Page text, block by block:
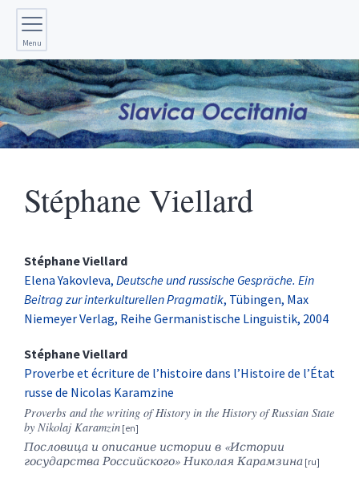
Menu
Stéphane Viellard
StéphaneViellard
Elena Yakovleva, Deutsche und russische Gespräche. Ein
Beitrag zur interkulturellen Pragmatik, Tübingen, Max
Niemeyer Verlag, Reihe Germanistische Linguistik, 2004
StéphaneViellard
Proverbe et écriture de l’histoire dans l’Histoire de l’État
russe de Nicolas Karamzine
Proverbs and the writing of History in the History of Russian State
by Nikolaj Karamzin
Пословица и описание истории в «Истории
государства Российского» Николая Карамзина